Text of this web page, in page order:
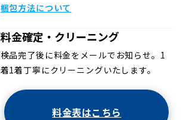
梱包方法について
料金確定・クリーニング
検品完了後に料金をメールでお知らせ。1
着1着丁寧にクリーニングいたします。
料金表はこちら